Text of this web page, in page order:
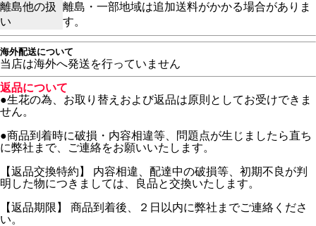
離島他の扱
い
離島・一部地域は追加送料がかかる場合がありま
す。
海外配送について
当店は海外へ発送を行っていません
返品について
●生花の為、お取り替えおよび返品は原則としてお受けできま
せん。
●商品到着時に破損・内容相違等、問題点が生じましたら直ち
に弊社まで、ご連絡をお願いいたします。
【返品交換特約】 内容相違、配達中の破損等、初期不良が判
明した物につきましては、良品と交換いたします。
【返品期限】 商品到着後、２日以内に弊社までご連絡くださ
い。